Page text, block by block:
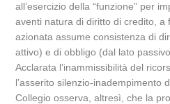
all’esercizio della “funzione” per
aventi natura di diritto di credito, a
azionata assume consistenza di
attivo) e di obbligo (dal lato
Acclarata l’inammissibilità del
l’asserito silenzio-inadempimento
Collegio osserva, altresì, che la